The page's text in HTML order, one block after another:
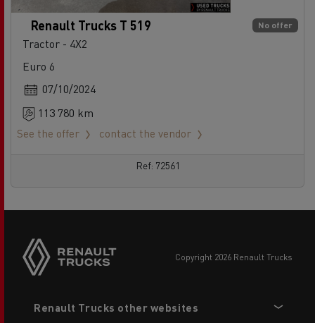
No offer
Renault Trucks T 519
Tractor - 4X2
Euro 6
07/10/2024
113 780 km
See the offer
contact the vendor
Ref: 72561
copyright 2026 Renault Trucks
menu
Renault Trucks other websites